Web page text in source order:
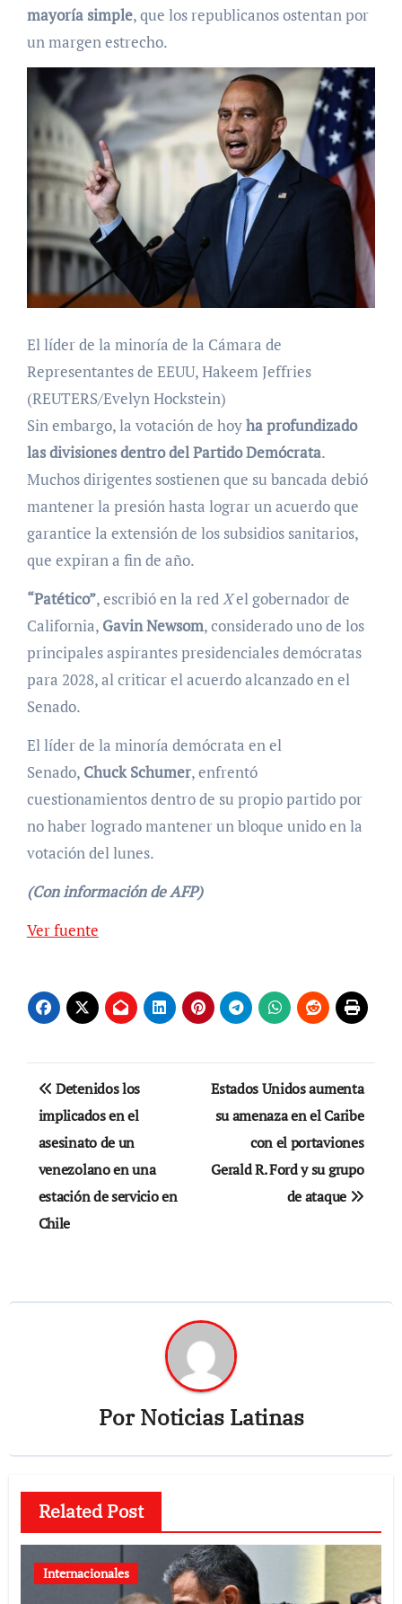
mayoría simple, que los republicanos ostentan por
un margen estrecho.
El líder de la minoría de la Cámara de
Representantes de EEUU, Hakeem Jeffries
(REUTERS/Evelyn Hockstein)
Sin embargo, la votación de hoyha profundizado
las divisiones dentro del Partido Demócrata.
Muchos dirigentes sostienen que su bancada debió
mantener la presión hasta lograr un acuerdo que
garantice la extensión de los subsidios sanitarios,
que expiran a fin de año.
“Patético”, escribió en la redXel gobernador de
California, Gavin Newsom, considerado uno de los
principales aspirantes presidenciales demócratas
para 2028, al criticar el acuerdo alcanzado en el
Senado.
El líder de la minoría demócrata en el
Senado, Chuck Schumer, enfrentó
cuestionamientos dentro de su propio partido por
no haber logrado mantener un bloque unido en la
votación del lunes.
(Con información de AFP)
Ver fuente
Navegación
de
entradas
Detenidos los
implicados en el
asesinato de un
venezolano en una
estación de servicio en
Chile
Estados Unidos aumenta
su amenaza en el Caribe
con el portaviones
Gerald R. Ford y su grupo
de ataque
PorNoticias Latinas
Related Post
Internacionales